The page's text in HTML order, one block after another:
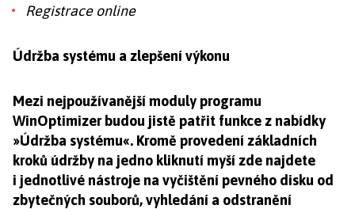
Registrace online
Údržba systému a zlepšení výkonu
Mezi nejpoužívanější moduly programu
WinOptimizer budou jistě patřit funkce z nabídky
»Údržba systému«. Kromě provedení základních
kroků údržby na jedno kliknutí myší zde najdete
i jednotlivé nástroje na vyčištění pevného disku od
zbytečných souborů, vyhledání a odstranění